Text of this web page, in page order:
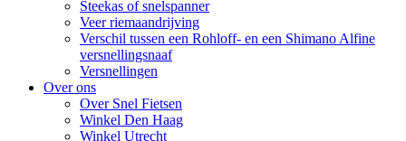
Steekas of snelspanner
Veer riemaandrijving
Verschil tussen een Rohloff- en een Shimano Alfine
versnellingsnaaf
Versnellingen
Over ons
Over Snel Fietsen
Winkel Den Haag
Winkel Utrecht